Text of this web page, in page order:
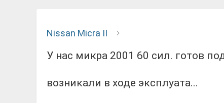
Nissan Micra II
у нас микра 2001 60 сил. готов поделиться решениями проблем которые у нас
возникали в ходе эксплуата...